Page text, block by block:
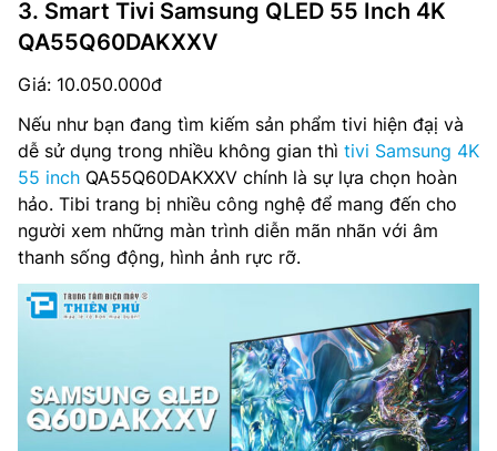
3. Smart Tivi Samsung QLED 55 Inch 4K
QA55Q60DAKXXV
Giá: 10.050.000đ
Nếu như bạn đang tìm kiếm sản phẩm tivi hiện đạị và
dễ sử dụng trong nhiều không gian thì tivi Samsung 4K
55 inch QA55Q60DAKXXV chính là sự lựa chọn hoàn
hảo. Tibi trang bị nhiều công nghệ để mang đến cho
người xem những màn trình diễn mãn nhãn với âm
thanh sống động, hình ảnh rực rỡ.